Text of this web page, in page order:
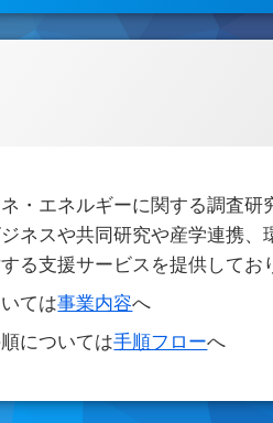
・エネルギーに関する調査
ネスや共同研究や産学連携
る支援サービスを提供してお
ては事業内容へ
については手順フローへ